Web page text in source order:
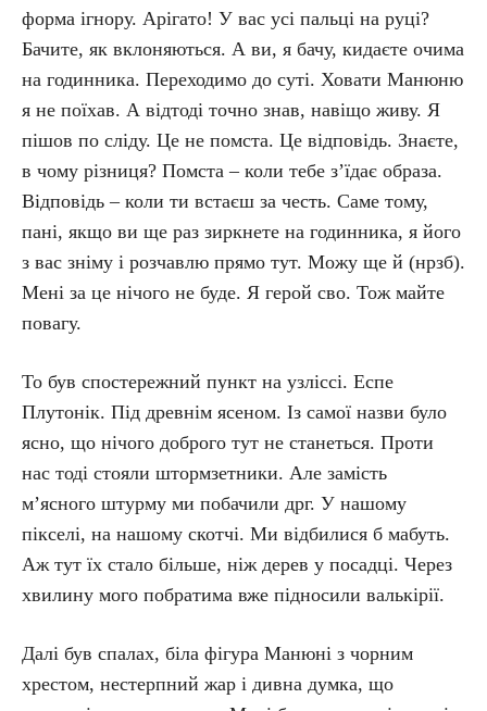
форма ігнору. Арігато! У вас усі пальці на руці?
Бачите, як вклоняються. А ви, я бачу, кидаєте очима
на годинника. Переходимо до суті. Ховати Манюню
я не поїхав. А відтоді точно знав, навіщо живу. Я
пішов по сліду. Це не помста. Це відповідь. Знаєте,
в чому різниця? Помста – коли тебе з’їдає образа.
Відповідь – коли ти встаєш за честь. Саме тому,
пані, якщо ви ще раз зиркнете на годинника, я його
з вас зніму і розчавлю прямо тут. Можу ще й (нрзб).
Мені за це нічого не буде. Я герой сво. Тож майте
повагу.
То був спостережний пункт на узліссі. Еспе
Плутонік. Під древнім ясеном. Із самої назви було
ясно, що нічого доброго тут не станеться. Проти
нас тоді стояли штормзетники. Але замість
м’ясного штурму ми побачили дрг. У нашому
пікселі, на нашому скотчі. Ми відбилися б мабуть.
Аж тут їх стало більше, ніж дерев у посадці. Через
хвилину мого побратима вже підносили валькірії.
Далі був спалах, біла фігура Манюні з чорним
хрестом, нестерпний жар і дивна думка, що